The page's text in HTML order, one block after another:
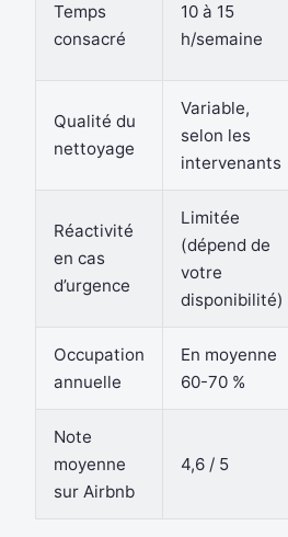
Temps
consacré
10 à 15
h/semaine
Qualité du
nettoyage
Variable,
selon les
intervenants
Réactivité
en cas
d’urgence
Limitée
(dépend de
votre
disponibilité)
Occupation
annuelle
En moyenne
60-70 %
Note
moyenne
sur Airbnb
4,6 / 5